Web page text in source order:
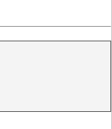
ม็ด หลังชาว
งสงสัยในสวน